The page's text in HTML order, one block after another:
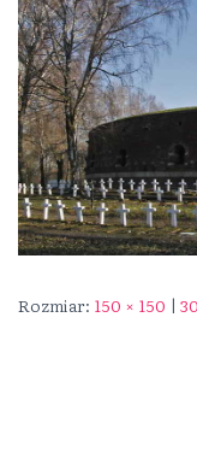
Rozmiar: 150 × 150 |